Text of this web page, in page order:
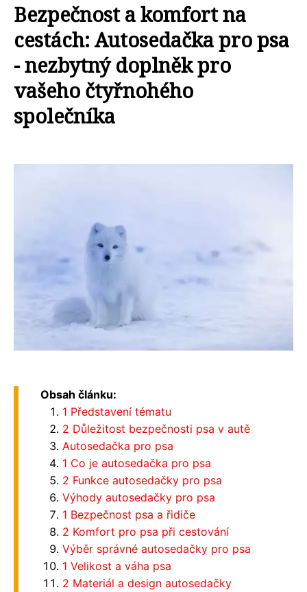
Bezpečnost a komfort na
cestách: Autosedačka pro psa
- nezbytný doplněk pro
vašeho čtyřnohého
společníka
Obsah článku:
1 Představení tématu
2 Důležitost bezpečnosti psa v autě
Autosedačka pro psa
1 Co je autosedačka pro psa
2 Funkce autosedačky pro psa
Výhody autosedačky pro psa
1 Bezpečnost psa a řidiče
2 Komfort pro psa při cestování
Výběr správné autosedačky pro psa
1 Velikost a váha psa
2 Materiál a design autosedačky